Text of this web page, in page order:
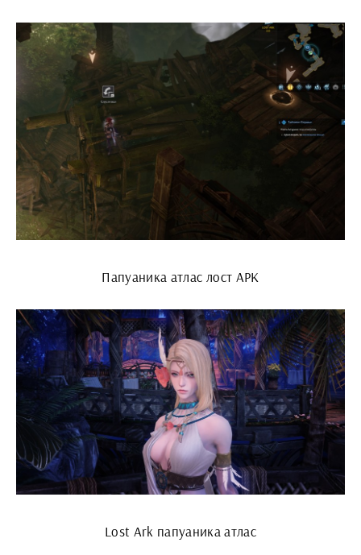
Папуаника атлас лост АРК
Lost Ark папуаника атлас